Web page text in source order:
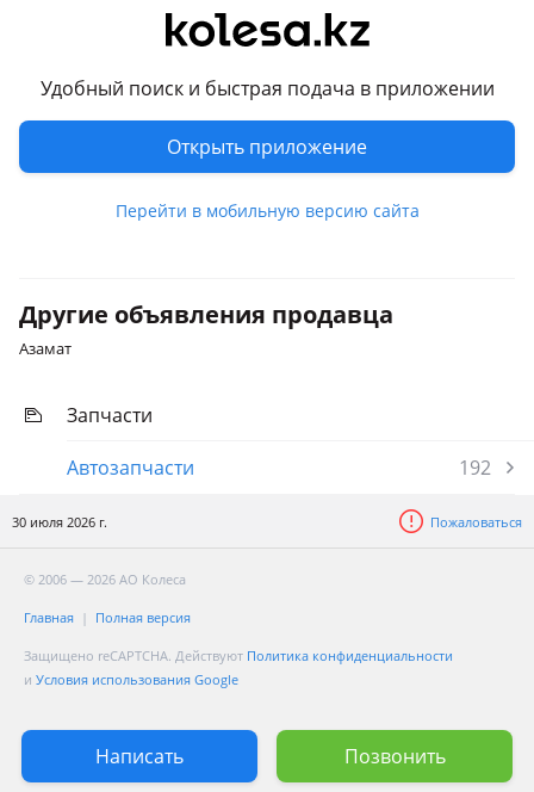
Удобный поиск и быстрая подача в приложении
Открыть приложение
Перейти в мобильную версию сайта
Продам привозной из Японии задние фонари на Тойота
Авторазбор Беркана предлагает вашему вниманию
привезенные из Японии двигателя акпп и кузовные
детали, также ходовую часть на все авто. Есть отправка в
регионы. Фото и видео по запросу клиента. Цены и
наличие товара уточняйте у менеджера.
Другие объявления продавца
Азамат
Запчасти
Автозапчасти
192
30 июля 2026 г. Пожаловаться
Написать Позвонить
© 2006 — 2026 АО Колеса
Главная Полная версия
Защищено reCAPTCHA. Действуют Политика конфиденциальности
и Условия использования Google